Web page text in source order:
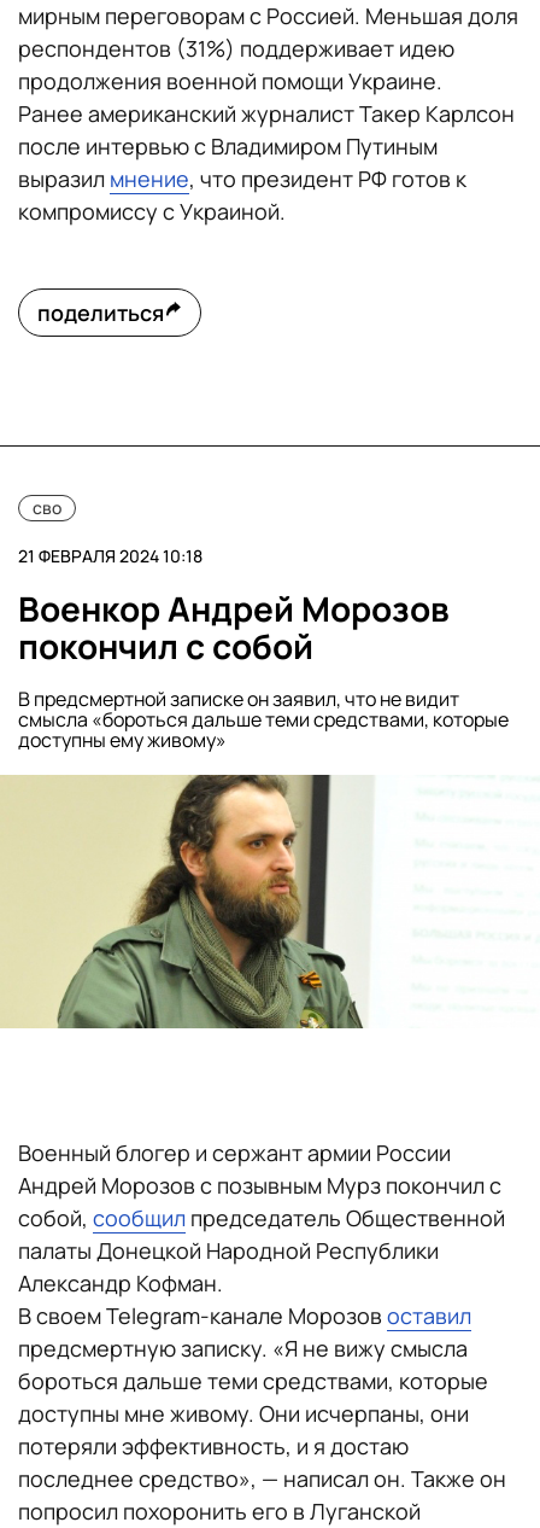
мирным переговорам с Россией. Меньшая доля
респондентов (31%) поддерживает идею
продолжения военной помощи Украине.
Ранее американский журналист Такер Карлсон
после интервью с Владимиром Путиным
выразил мнение, что президент РФ готов к
компромиссу с Украиной.
поделиться
сво
21 ФЕВРАЛЯ 2024 10:18
Военкор Андрей Морозов
покончил с собой
В предсмертной записке он заявил, что не видит
смысла «бороться дальше теми средствами, которые
доступны ему живому»
Военный блогер и сержант армии России
Андрей Морозов с позывным Мурз покончил с
собой, сообщил председатель Общественной
палаты Донецкой Народной Республики
Александр Кофман.
В своем Telegram-канале Морозов оставил
предсмертную записку. «Я не вижу смысла
бороться дальше теми средствами, которые
доступны мне живому. Они исчерпаны, они
потеряли эффективность, и я достаю
последнее средство», — написал он. Также он
попросил похоронить его в Луганской